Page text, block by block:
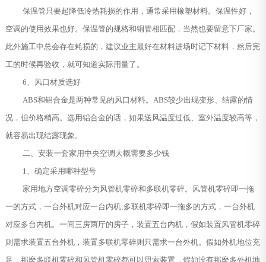
保温管只要起降低冷热耗损的作用，通常采用橡塑材料。保温性好，
空调的使用效果也好。保温管的规格和铜管相匹配，当然也要留意下厂家。
此外施工中总会存在耗损的，建议业主最好在材料进场时记下材料，然后完
工的时候再验收，就可知道实际用量了。
6、风口材质选好
ABS和铝合金是两种常见的风口材料。ABS较少出现变形、结露的情
况，但价格稍高。选用铝合金的话，如果送风温度过低、室外温度较高等，
就容易出现结露现象。
二、安装一套家用中央空调大概需要多少钱
1、确定采用哪种型号
家用地方空调零碎分为风管机零碎和多联机零碎。风管机零碎即一拖
一的方式，一台外机对应一台内机;多联机零碎即一拖多的方式，一台外机
对应多台内机。一间三房两厅的房子，装置五台内机，假如装置风管机零碎
则需求装置五台外机，装置多联机零碎则只需求一台外机。假如外机地位充
足，那麼多联机零碎和风管机零碎都可以思索装置，假如没有那麼多外机地